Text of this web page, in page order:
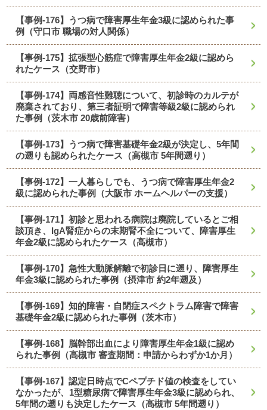
【事例-176】うつ病で障害厚生年金3級に認められた事
例（守口市 職場の対人関係）
【事例-175】拡張型心筋症で障害厚生年金2級に認めら
れたケース（交野市）
【事例-174】両感音性難聴について、初診時のカルテが
廃棄されており、第三者証明で障害等級2級に認められ
た事例（茨木市 20歳前障害）
【事例-173】うつ病で障害基礎年金2級が決定し、5年間
の遡りも認められたケース（高槻市 5年間遡り）
【事例-172】一人暮らしでも、うつ病で障害厚生年金2
級に認められた事例（大阪市 ホームヘルパーの支援）
【事例-171】初診と思われる病院は廃院しているとご相
談頂き、IgA腎症からの末期腎不全について、障害厚生
年金2級に認められたケース（高槻市）
【事例-170】急性大動脈解離で初診日に遡り、障害厚生
年金3級に認められた事例（摂津市 約2年遡及）
【事例-169】知的障害・自閉症スペクトラム障害で障害
基礎年金2級に認められた事例（茨木市）
【事例-168】脳幹部出血により障害厚生年金1級に認め
られた事例（高槻市 審査期間：申請からわずか1か月）
【事例-167】認定日時点でCペプチド値の検査をしてい
なかったが、1型糖尿病で障害厚生年金3級に認められ、
5年間の遡りも決定したケース（高槻市 5年間遡り）